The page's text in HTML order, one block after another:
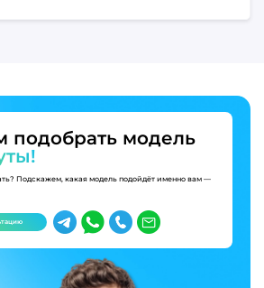
подобрать модель
Подскажем, какая модель подойдёт именно вам —